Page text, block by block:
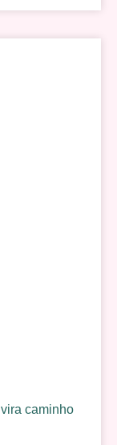
caminho